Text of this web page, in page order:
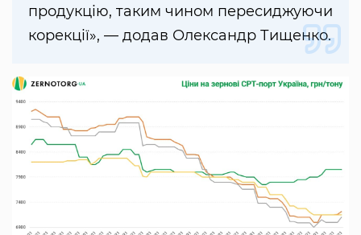
продукцію, таким чином пересиджуючи
корекції», — додав Олександр Тищенко.